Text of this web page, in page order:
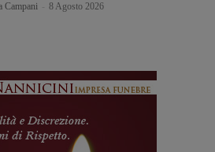
Campani 8 Agosto 2026